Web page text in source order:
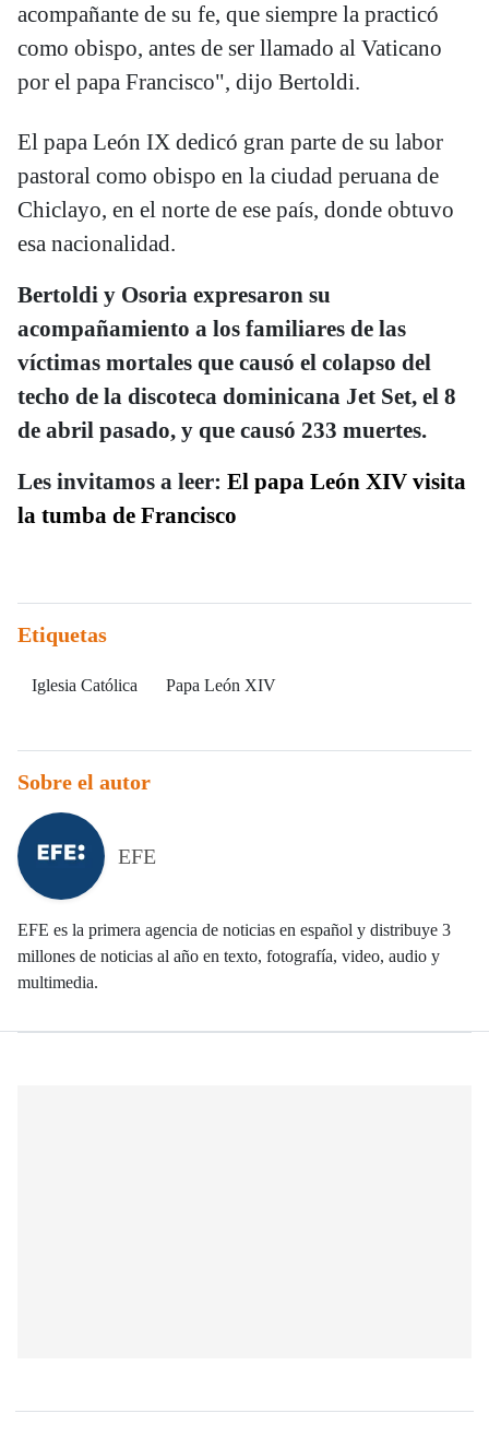
acompañante de su fe, que siempre la practicó
como obispo, antes de ser llamado al Vaticano
por el papa Francisco", dijo Bertoldi.
El papa León IX dedicó gran parte de su labor
pastoral como obispo en la ciudad peruana de
Chiclayo, en el norte de ese país, donde obtuvo
esa nacionalidad.
Bertoldi y Osoria expresaron su
acompañamiento a los familiares de las
víctimas mortales que causó el colapso del
techo de la discoteca dominicana Jet Set, el 8
de abril pasado, y que causó 233 muertes.
Les invitamos a leer: El papa León XIV visita
la tumba de Francisco
Etiquetas
Iglesia Católica Papa León XIV
Sobre el autor
EFE
EFE es la primera agencia de noticias en español y distribuye 3
millones de noticias al año en texto, fotografía, video, audio y
multimedia.